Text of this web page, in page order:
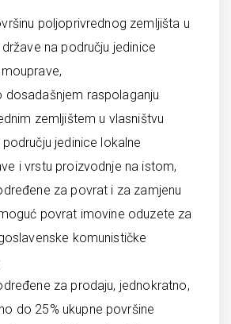
poljoprivrednog zemljišta u
na području jedinice
dosadašnjem raspolaganju
zemljištem u vlasništvu
jedinice lokalne
i vrstu proizvodnje na istom,
za povrat i za zamjenu
povrat imovine oduzete za
komunističke
za prodaju, jednokratno,
do 25% ukupne površine